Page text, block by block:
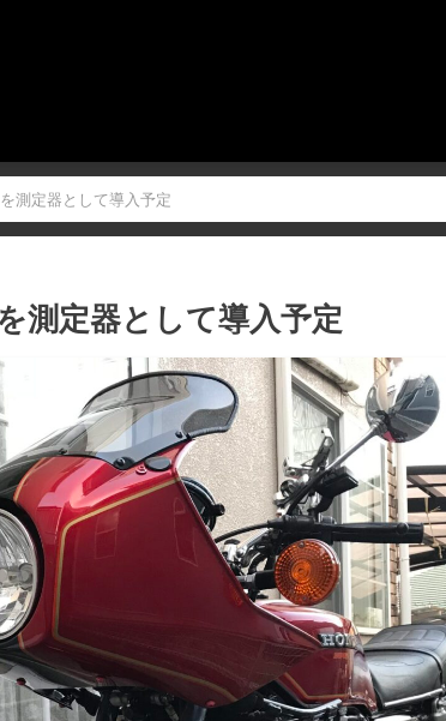
測定器として導入予定
測定器として導入予定